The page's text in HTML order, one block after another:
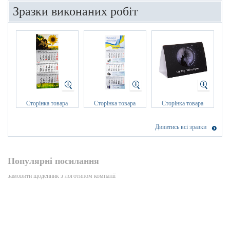
Зразки виконаних робіт
Сторінка товара Сторінка товара Сторінка товара
Дивитись всі зразки
Популярні посилання
замовити щоденник з логотипом компанії